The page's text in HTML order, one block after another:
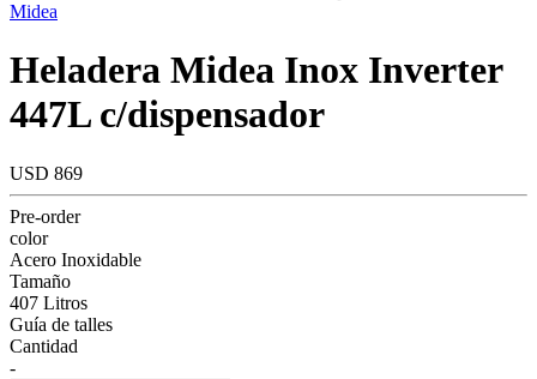
Midea
Heladera Midea Inox Inverter
447L c/dispensador
USD 869
Pre-order
color
Acero Inoxidable
Tamaño
407 Litros
Guía de talles
Cantidad
-